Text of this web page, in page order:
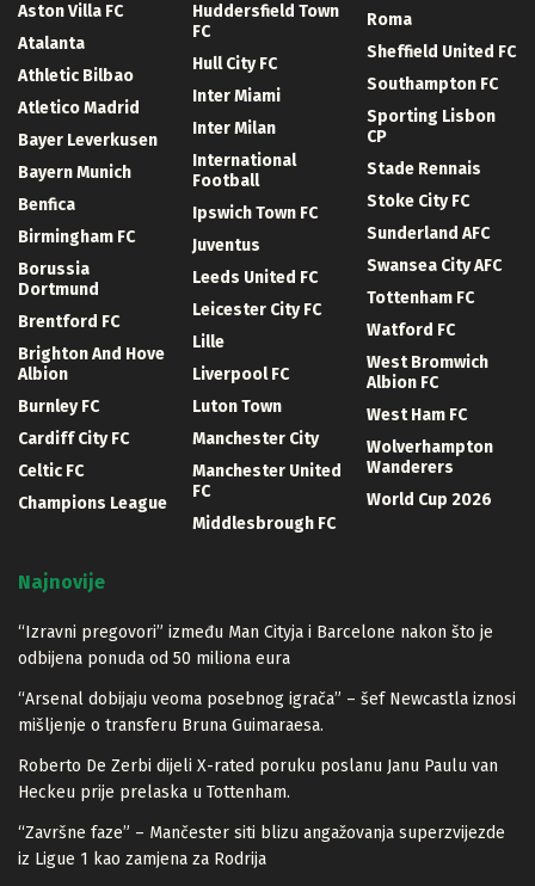
Aston Villa FC
Atalanta
Athletic Bilbao
Atletico Madrid
Bayer Leverkusen
Bayern Munich
Benfica
Birmingham FC
Borussia
Dortmund
Brentford FC
Brighton And Hove
Albion
Burnley FC
Cardiff City FC
Celtic FC
Champions League
Huddersfield Town
FC
Hull City FC
Inter Miami
Inter Milan
International
Football
Ipswich Town FC
Juventus
Leeds United FC
Leicester City FC
Lille
Liverpool FC
Luton Town
Manchester City
Manchester United
FC
Middlesbrough FC
Roma
Sheffield United FC
Southampton FC
Sporting Lisbon
CP
Stade Rennais
Stoke City FC
Sunderland AFC
Swansea City AFC
Tottenham FC
Watford FC
West Bromwich
Albion FC
West Ham FC
Wolverhampton
Wanderers
World Cup 2026
Najnovije
“Izravni pregovori” između Man Cityja i Barcelone nakon što je
odbijena ponuda od 50 miliona eura
“Arsenal dobijaju veoma posebnog igrača” – šef Newcastla iznosi
mišljenje o transferu Bruna Guimaraesa.
Roberto De Zerbi dijeli X-rated poruku poslanu Janu Paulu van
Heckeu prije prelaska u Tottenham.
“Završne faze” – Mančester siti blizu angažovanja superzvijezde
iz Ligue 1 kao zamjena za Rodrija